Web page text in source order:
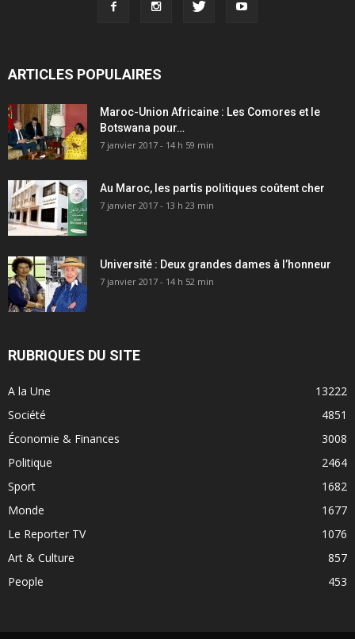
ARTICLES POPULAIRES
Maroc-Union Africaine : Les Comores et le
Botswana pour…
7 janvier 2017 - 14 h 59 min
Au Maroc, les partis politiques coûtent cher
7 janvier 2017 - 13 h 23 min
Université : Deux grandes dames à l’honneur
7 janvier 2017 - 14 h 52 min
RUBRIQUES DU SITE
A la Une
13222
Société
4851
Économie & Finances
3008
Politique
2464
Sport
1682
Monde
1677
Le Reporter TV
1076
Art & Culture
857
People
453